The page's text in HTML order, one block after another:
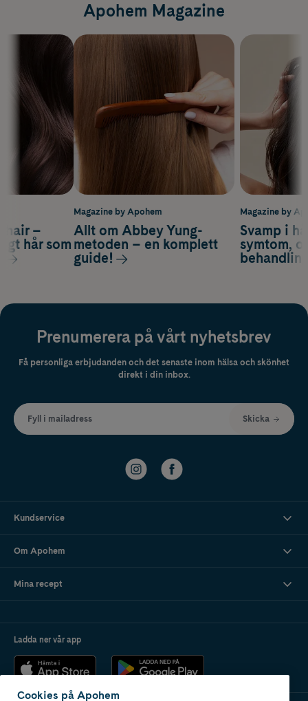
Apohem Magazine
Magazine by
Svamp i
symtom,
hair –
hår som
Magazine by Apohem
Allt om Abbey Yung-
metoden – en komplett
guide!
Prenumerera på vårt nyhetsbrev
Få personliga erbjudanden och det senaste inom hälsa och skönhet
direkt i din inbox.
Fyll i mailadress Skicka
Kundservice
Om Apohem
Mina recept
Ladda ner vår app
Cookies på Apohem